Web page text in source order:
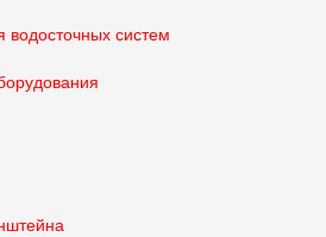
водосточных систем